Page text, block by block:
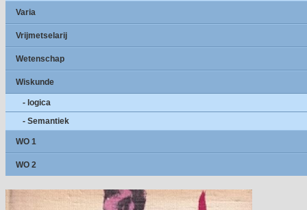
Varia
Vrijmetselarij
Wetenschap
Wiskunde
- logica
- Semantiek
WO 1
WO 2